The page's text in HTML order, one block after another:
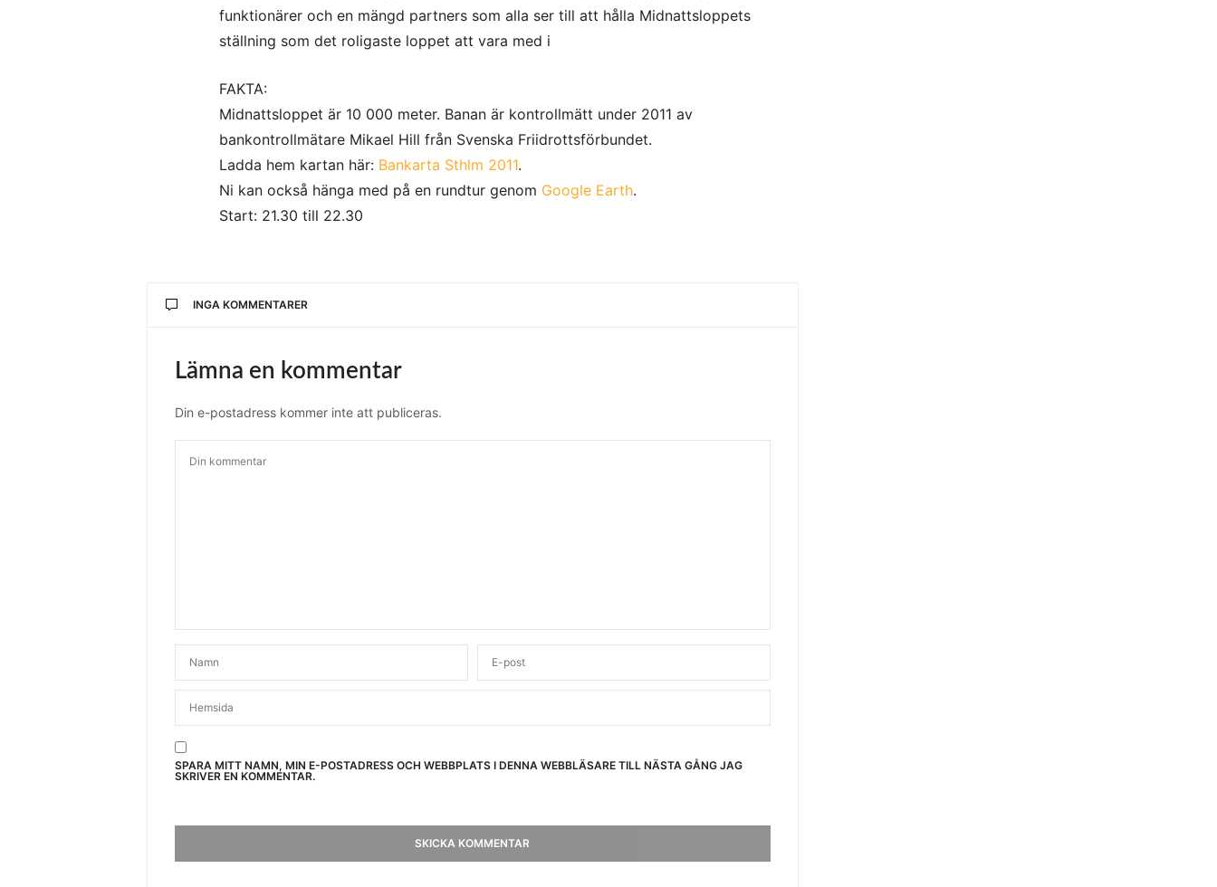
funktionärer och en mängd partners som alla ser till att hålla Midnattsloppets
ställning som det roligaste loppet att vara med i
FAKTA:
Midnattsloppet är 10 000 meter. Banan är kontrollmätt under 2011 av
bankontrollmätare Mikael Hill från Svenska Friidrottsförbundet.
Ladda hem kartan här: Bankarta Sthlm 2011.
Ni kan också hänga med på en rundtur genom Google Earth.
Start: 21.30 till 22.30
INGA KOMMENTARER
Lämna en kommentar
Din e-postadress kommer inte att publiceras.
SPARA MITT NAMN, MIN E-POSTADRESS OCH WEBBPLATS I DENNA WEBBLÄSARE TILL NÄSTA GÅNG JAG
SKRIVER EN KOMMENTAR.